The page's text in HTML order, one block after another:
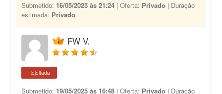
Submetido: 16/05/2025 às 21:24 | Oferta: Privado | Duração
estimada: Privado
FW V.
Rejeitada
Submetido: 19/05/2025 às 16:48 | Oferta: Privado | Duração